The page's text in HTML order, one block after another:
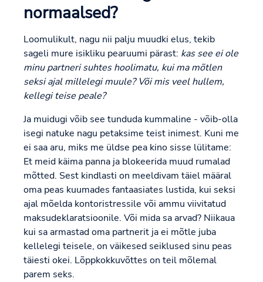
normaalsed?
Loomulikult, nagu nii palju muudki elus, tekib
sageli mure isikliku pearuumi pärast: kas see ei ole
minu partneri suhtes hoolimatu, kui ma mõtlen
seksi ajal millelegi muule? Või mis veel hullem,
kellegi teise peale?
Ja muidugi võib see tunduda kummaline - võib-olla
isegi natuke nagu petaksime teist inimest. Kuni me
ei saa aru, miks me üldse pea kino sisse lülitame:
Et meid käima panna ja blokeerida muud rumalad
mõtted. Sest kindlasti on meeldivam täiel määral
oma peas kuumades fantaasiates lustida, kui seksi
ajal mõelda kontoristressile või ammu viivitatud
maksudeklaratsioonile. Või mida sa arvad? Niikaua
kui sa armastad oma partnerit ja ei mõtle juba
kellelegi teisele, on väikesed seiklused sinu peas
täiesti okei. Lõppkokkuvõttes on teil mõlemal
parem seks.